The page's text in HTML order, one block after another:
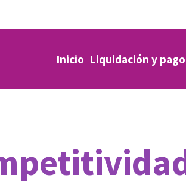
Inicio Liquidación y